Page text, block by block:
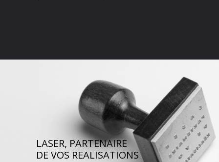
LASER, PARTENAIRE
DE VOS REALISATIONS